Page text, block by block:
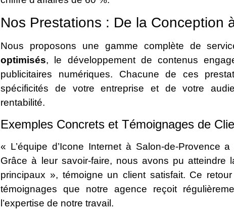
Nos Prestations : De la Conception
Nous proposons une gamme complète de
optimisés, le développement de contenus
publicitaires numériques. Chacune de ces
spécificités de votre entreprise et de votre
rentabilité.
Exemples Concrets et Témoignages de
« L’équipe d’Icone Internet à Salon-de-Provence
Grâce à leur savoir-faire, nous avons pu atteindre
principaux », témoigne un client satisfait. Ce
témoignages que notre agence reçoit
l’expertise de notre travail.